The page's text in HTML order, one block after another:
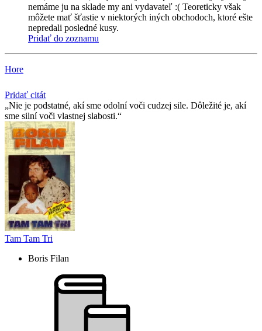
nemáme ju na sklade my ani vydavateľ :( Teoreticky však
môžete mať šťastie v niektorých iných obchodoch, ktoré ešte
nepredali posledné kusy.
Pridať do zoznamu
Hore
Pridať citát
Nie je podstatné, akí sme odolní voči cudzej sile. Dôležité je, akí
sme silní voči vlastnej slabosti.
Tam Tam Tri
Boris Filan